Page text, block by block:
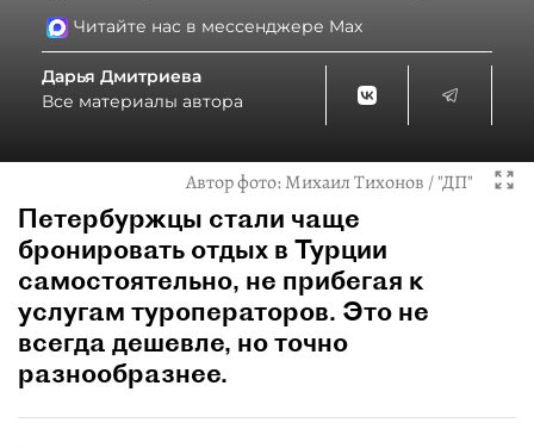
Читайте нас в мессенджере Max
Дарья Дмитриева
Все материалы автора
Автор фото:Михаил Тихонов / "ДП"
Петербуржцы стали чаще
бронировать отдых в Турции
самостоятельно, не прибегая к
услугам туроператоров. Это не
всегда дешевле, но точно
разнообразнее.